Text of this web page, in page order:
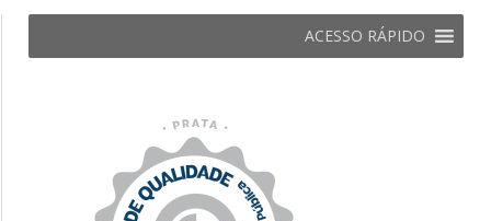
ACESSO RÁPIDO